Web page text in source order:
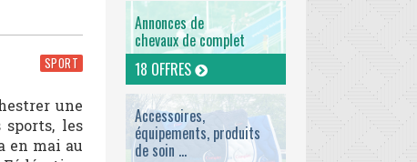
SPORT
une
les
en mai au
Annonces de
chevaux de complet
18 OFFRES
Accessoires,
équipements, produits
de soin ...